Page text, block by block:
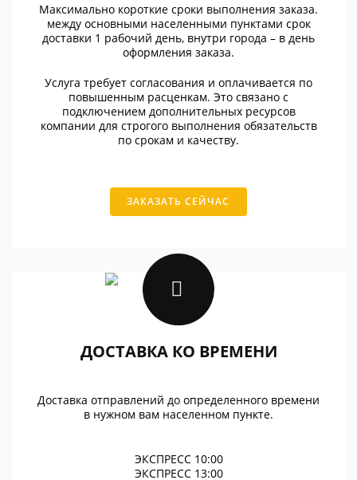
Максимально короткие сроки выполнения заказа.
между основными населенными пунктами срок
доставки 1 рабочий день, внутри города – в день
оформления заказа.
Услуга требует согласования и оплачивается по
повышенным расценкам. Это связано с
подключением дополнительных ресурсов
компании для строгого выполнения обязательств
по срокам и качеству.
ЗАКАЗАТЬ СЕЙЧАС
ДОСТАВКА КО ВРЕМЕНИ
Доставка отправлений до определенного времени
в нужном вам населенном пункте.
ЭКСПРЕСС 10:00
ЭКСПРЕСС 13:00